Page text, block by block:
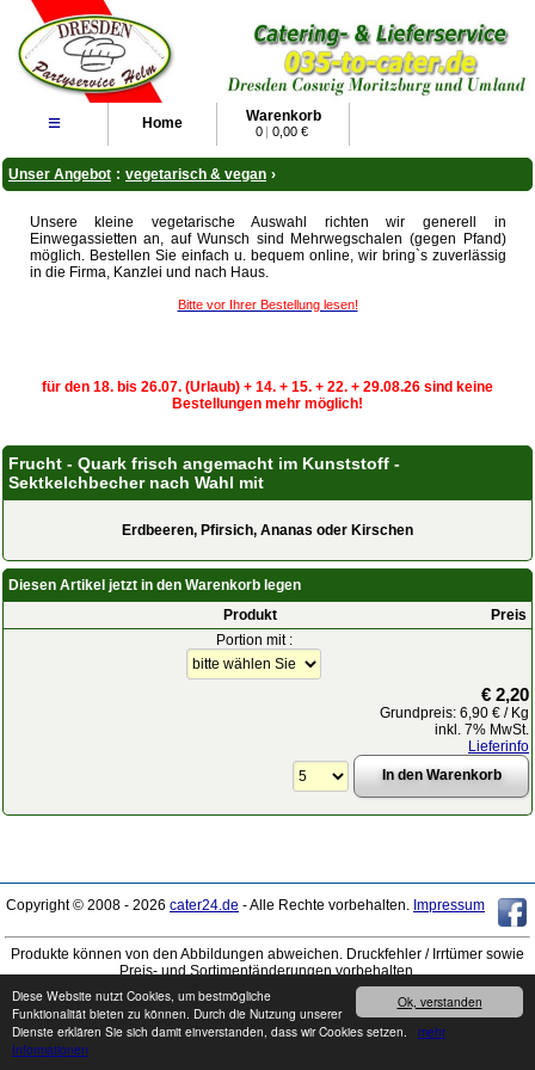
Ok, verstanden
Diese Website nutzt Cookies, um bestmögliche
Funktionalität bieten zu können. Durch die Nutzung unserer
Dienste erklären Sie sich damit einverstanden, dass wir Cookies setzen. mehr
Informationen
≡ Home Warenkorb
0 | 0,00 €
Unser Angebot : vegetarisch & vegan ›
Unsere kleine vegetarische Auswahl richten wir generell in
Einwegassietten an, auf Wunsch sind Mehrwegschalen (gegen Pfand)
möglich. Bestellen Sie einfach u. bequem online, wir bring`s zuverlässig
in die Firma, Kanzlei und nach Haus.
Bitte vor Ihrer Bestellung lesen!
für den 18. bis 26.07. (Urlaub) + 14. + 15. + 22. + 29.08.26 sind keine
Bestellungen mehr möglich!
Frucht - Quark frisch angemacht im Kunststoff -
Sektkelchbecher nach Wahl mit
Erdbeeren, Pfirsich, Ananas oder Kirschen
Diesen Artikel jetzt in den Warenkorb legen
Produkt
Preis
Portion mit :
€ 2,20
Grundpreis: 6,90 € / Kg
inkl. 7% MwSt.
Lieferinfo
Copyright © 2008 - 2026 cater24.de - Alle Rechte vorbehalten. Impressum
Produkte können von den Abbildungen abweichen. Druckfehler / Irrtümer sowie
Preis- und Sortimentänderungen vorbehalten.